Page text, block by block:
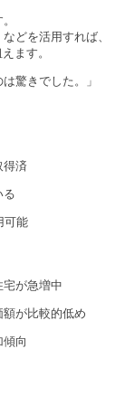
どを活用すれば、
ます。
驚きでした。」
得済
る
可能
宅が急増中
額が比較的低め
傾向